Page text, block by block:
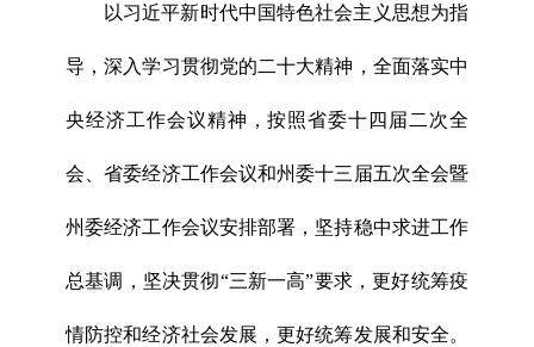
以习近平新时代中国特色社会主义思想为指
导，深入学习贯彻党的二十大精神，全面落实中
央经济工作会议精神，按照省委十四届二次全
会、省委经济工作会议和州委十三届五次全会暨
州委经济工作会议安排部署，坚持稳中求进工作
总基调，坚决贯彻“三新一高”要求，更好统筹疫
情防控和经济社会发展，更好统筹发展和安全。